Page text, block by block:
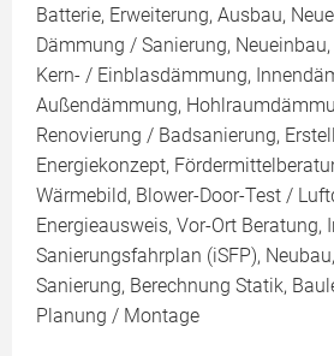
Batterie, Erweiterung, Ausbau,
Dämmung / Sanierung,
Kern- / Einblasdämmung,
Außendämmung,
Renovierung / Badsanierung,
Energiekonzept,
Wärmebild, Blower-Door-Test /
Energieausweis, Vor-Ort Beratung,
Sanierungsfahrplan (iSFP),
Sanierung, Berechnung Statik,
Planung / Montage